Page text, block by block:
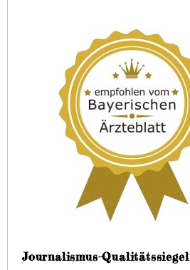
Journalismus-Qualitätssiegel